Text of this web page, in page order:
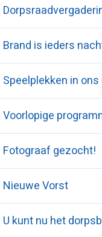
Brand is ieders
Speelplekken in ons
Voorlopige
Fotograaf gezocht!
Nieuwe Vorst
U kunt nu het